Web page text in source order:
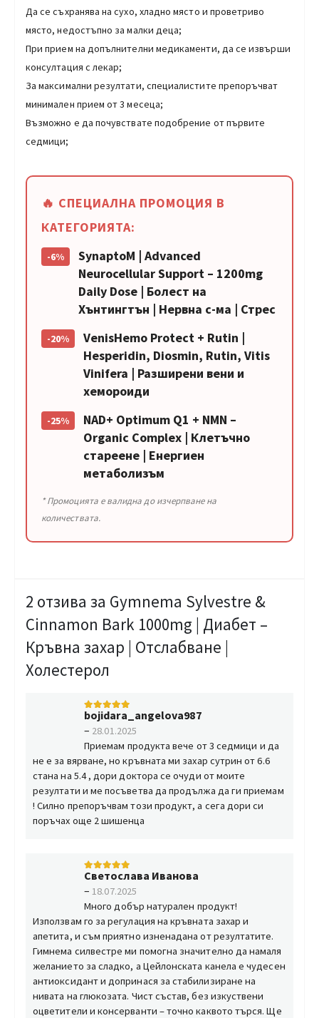
Да се съхранява на сухо, хладно място и проветриво
място, недостъпно за малки деца;
При прием на допълнителни медикаменти, да се извърши
консултация с лекар;
За максимални резултати, специалистите препоръчват
минимален прием от 3 месеца;
Възможно е да почувствате подобрение от първите
седмици;
🔥 СПЕЦИАЛНА ПРОМОЦИЯ В
КАТЕГОРИЯТА:
-6%
SynaptoM | Advanced
Neurocellular Support – 1200mg
Daily Dose | Болест на
Хънтингтън | Нервна с-ма | Стрес
-20%
VenisHemo Protect + Rutin |
Hesperidin, Diosmin, Rutin, Vitis
Vinifera | Разширени вени и
хемороиди
-25%
NAD+ Optimum Q1 + NMN –
Organic Complex | Клетъчно
стареене | Енергиен
метаболизъм
* Промоцията е валидна до изчерпване на
количествата.
2 отзива за Gymnema Sylvestre &
Cinnamon Bark 1000mg | Диабет –
Кръвна захар | Отслабване |
Холестерол
5от 5
bojidara_angelova987
– 28.01.2025
Приемам продукта вече от 3 седмици и да
не е за вярване, но кръвната ми захар сутрин от 6.6
стана на 5.4 , дори доктора се очуди от моите
резултати и ме посъветва да продължа да ги приемам
! Силно препоръчвам този продукт, а сега дори си
поръчах още 2 шишенца
5от 5
Светослава Иванова
– 18.07.2025
Много добър натурален продукт!
Използвам го за регулация на кръвната захар и
апетита, и съм приятно изненадана от резултатите.
Гимнема силвестре ми помогна значително да намаля
желанието за сладко, а Цейлонската канела е чудесен
антиоксидант и допринася за стабилизиране на
нивата на глюкозата. Чист състав, без изкуствени
оцветители и консерванти – точно каквото търся. Ще